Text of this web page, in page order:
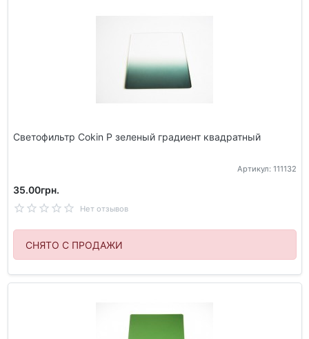
Светофильтр Cokin P зеленый градиент квадратный
Артикул: 111132
35.00грн.
Нет отзывов
СНЯТО С ПРОДАЖИ